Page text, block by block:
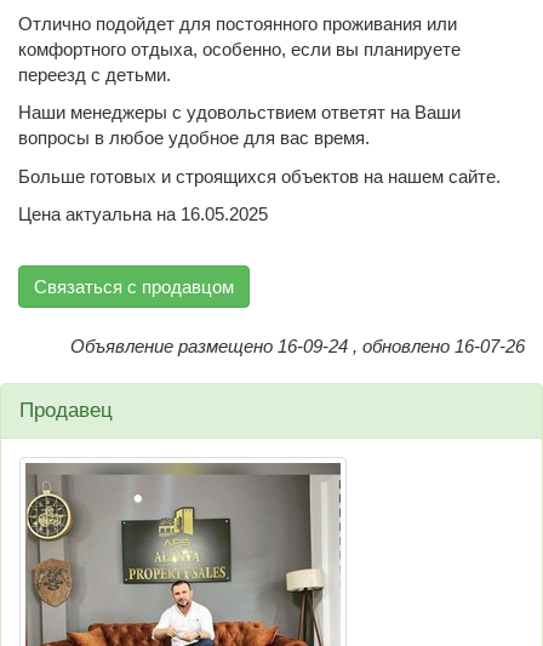
Отлично подойдет для постоянного проживания или
комфортного отдыха, особенно, если вы планируете
переезд с детьми.
Наши менеджеры с удовольствием ответят на Ваши
вопросы в любое удобное для вас время.
Больше готовых и строящихся объектов на нашем сайте.
Цена актуальна на 16.05.2025
Связаться с продавцом
Объявление размещено 16-09-24 , обновлено 16-07-26
Продавец